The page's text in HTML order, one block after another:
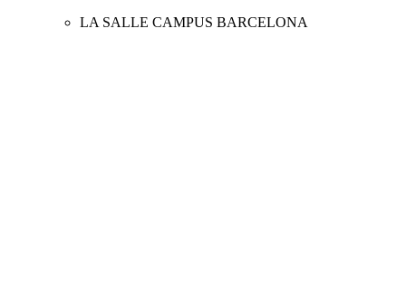
LA SALLE CAMPUS BARCELONA